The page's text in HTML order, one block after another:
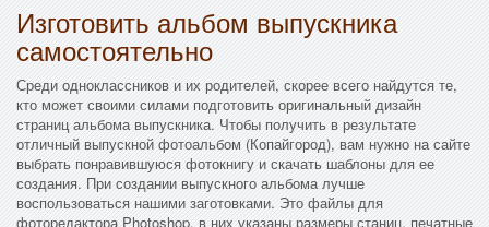
Изготовить альбом выпускника
самостоятельно
Среди одноклассников и их родителей, скорее всего найдутся те,
кто может своими силами подготовить оригинальный дизайн
страниц альбома выпускника. Чтобы получить в результате
отличный выпускной фотоальбом (Копайгород), вам нужно на сайте
выбрать понравившуюся фотокнигу и скачать шаблоны для ее
создания. При создании выпускного альбома лучше
воспользоваться нашими заготовками. Это файлы для
фоторедактора Photoshop, в них указаны размеры станиц, печатные